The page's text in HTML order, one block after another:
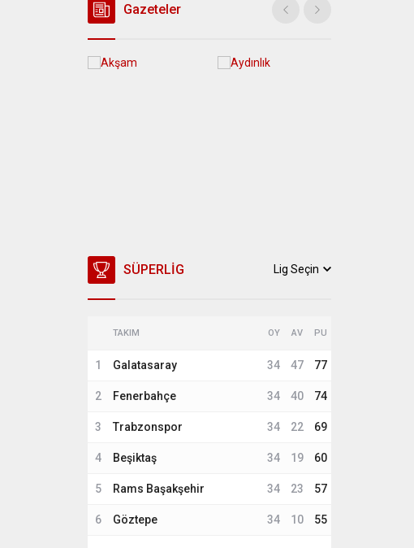
geçişleri beklenirken; Ege ve Güneydoğu
Anadolu bölgelerindeki 9 ilde ise hava
sıcaklıkları mevsim normallerinin üzerine
çıkarak yaz değerlerine ulaşacak. Ayrıca...
Gazeteler
SÜPERLIG Lig Seçin
TAKIM OY AV PU
1 Galatasaray 34 47 77
2 Fenerbahçe 34 40 74
3 Trabzonspor 34 22 69
4 Beşiktaş 34 19 60
5 Rams Başakşehir 34 23 57
6 Göztepe 34 10 55